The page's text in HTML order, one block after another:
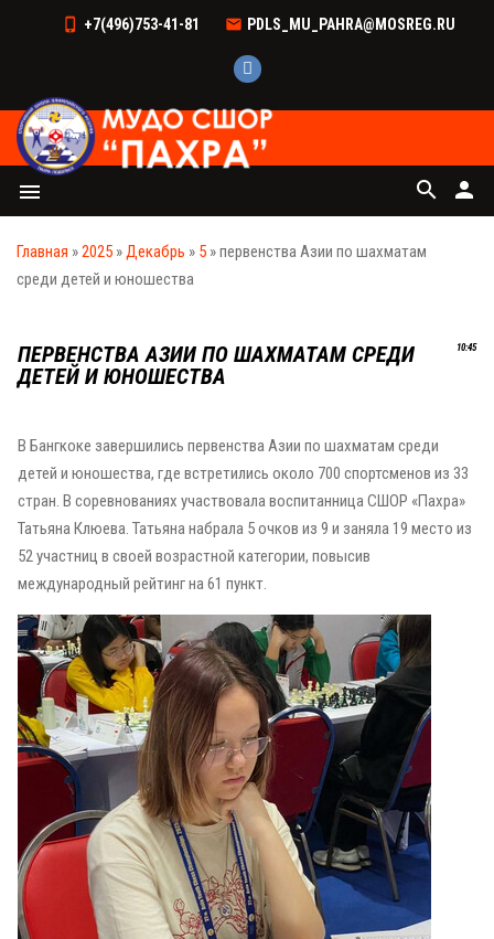
+7(496)753-41-81 PDLS_MU_PAHRA@MOSREG.RU
menu person
search
Главная »2025 »Декабрь » 5 » первенства Азии по шахматам
среди детей и юношества
10:45
ПЕРВЕНСТВА АЗИИ ПО ШАХМАТАМ СРЕДИ
ДЕТЕЙ И ЮНОШЕСТВА
В Бангкоке завершились первенства Азии по шахматам среди
детей и юношества, где встретились около 700 спортсменов из 33
стран. В соревнованиях участвовала воспитанница СШОР «Пахра»
Татьяна Клюева. Татьяна набрала 5 очков из 9 и заняла 19 место из
52 участниц в своей возрастной категории, повысив
международный рейтинг на 61 пункт.